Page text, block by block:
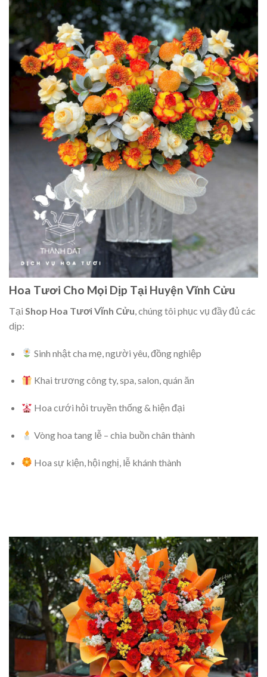
Hoa Tươi Cho Mọi Dịp Tại Huyện Vĩnh Cửu
Tại Shop Hoa Tươi Vĩnh Cửu , chúng tôi phục vụ đầy đủ các
dịp:
Sinh nhật cha mẹ, người yêu, đồng nghiệp
Khai trương công ty, spa, salon, quán ăn
Hoa cưới hỏi truyền thống & hiện đại
Vòng hoa tang lễ – chia buồn chân thành
Hoa sự kiện, hội nghị, lễ khánh thành